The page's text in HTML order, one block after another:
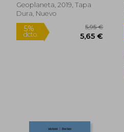
Geoplaneta, 2019, Tapa
Dura, Nuevo